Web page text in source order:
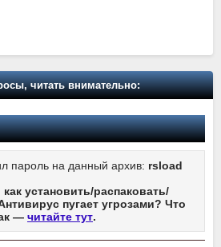
читать внимательно:
пароль на данный архив: rsload
как установить/распаковать/
пугает угрозами? Что
— читайте тут.